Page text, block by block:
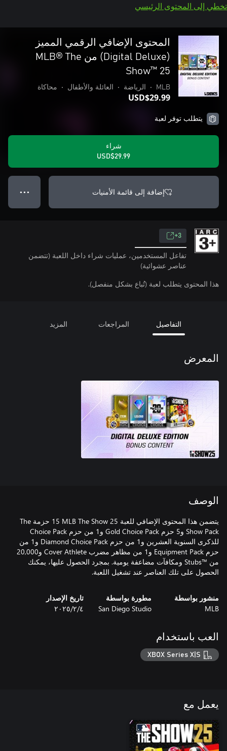
تخطي إلى المحتوى الرئيسي
المحتوى الإضافي الرقمي المميز
(Digital Deluxe) من MLB® The
Show™ 25
MLB
• الرياضة • العائلة والأطفال • محاكاة
USD$29.99
يتطلب توفر لعبة
شراء
USD$29.99
إضافة إلى قائمة الأمنيات ● ● ●
3+
تفاعل المستخدمين، عمليات شراء داخل اللعبة (تتضمن
عناصر عشوائية)
هذا المحتوى يتطلب لعبة (تُباع بشكل منفصل).
التفاصيل المراجعات المزيد
المعرض
الوصف
يتضمن هذا المحتوى الإضافي للعبة MLB The Show 25 ‏15 حزمة The
Show Pack و5 حزم Gold Choice Pack و1 من حزم Choice Pack
للذكرى السنوية العشرين و1 من حزم Diamond Choice Pack و1 من
حزم Equipment Pack و1 من مظاهر مضرب Cover Athlete و20,000
من Stubs™‎ ومكافآت مضاعفة يومية. بمجرد الحصول عليها، يمكنك
الحصول على تلك العناصر عند تشغيل اللعبة.
منشور بواسطة
MLB
مطورة بواسطة
San Diego Studio
تاريخ الإصدار
٤‏/٢‏/٢٠٢٥
العب باستخدام
XBOX Series X|S
يعمل مع